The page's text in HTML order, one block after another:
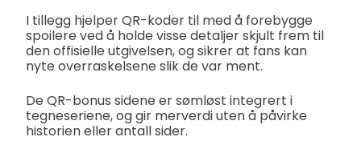
I tillegg hjelper QR-koder til med å forebygge
spoilere ved å holde visse detaljer skjult frem til
den offisielle utgivelsen, og sikrer at fans kan
nyte overraskelsene slik de var ment.
De QR-bonus sidene er sømløst integrert i
tegneseriene, og gir merverdi uten å påvirke
historien eller antall sider.